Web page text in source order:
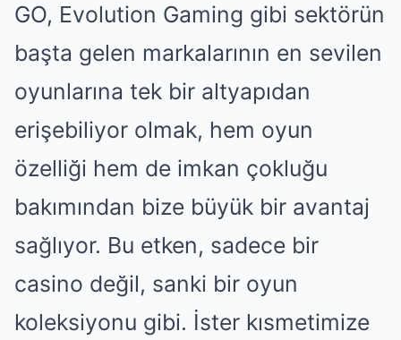
GO, Evolution Gaming gibi sektörün
başta gelen markalarının en sevilen
oyunlarına tek bir altyapıdan
erişebiliyor olmak, hem oyun
özelliği hem de imkan çokluğu
bakımından bize büyük bir avantaj
sağlıyor. Bu etken, sadece bir
casino değil, sanki bir oyun
koleksiyonu gibi. İster kısmetimize